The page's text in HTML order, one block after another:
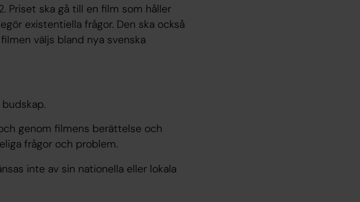
Priset ska gå till en film som håller
existentiella frågor. Den ska också
väljs bland nya svenska
genom filmens berättelse och
frågor och problem.
inte av sin nationella eller lokala